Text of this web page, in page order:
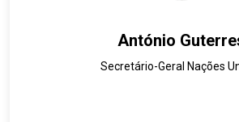
António
Secretário-Geral Nações